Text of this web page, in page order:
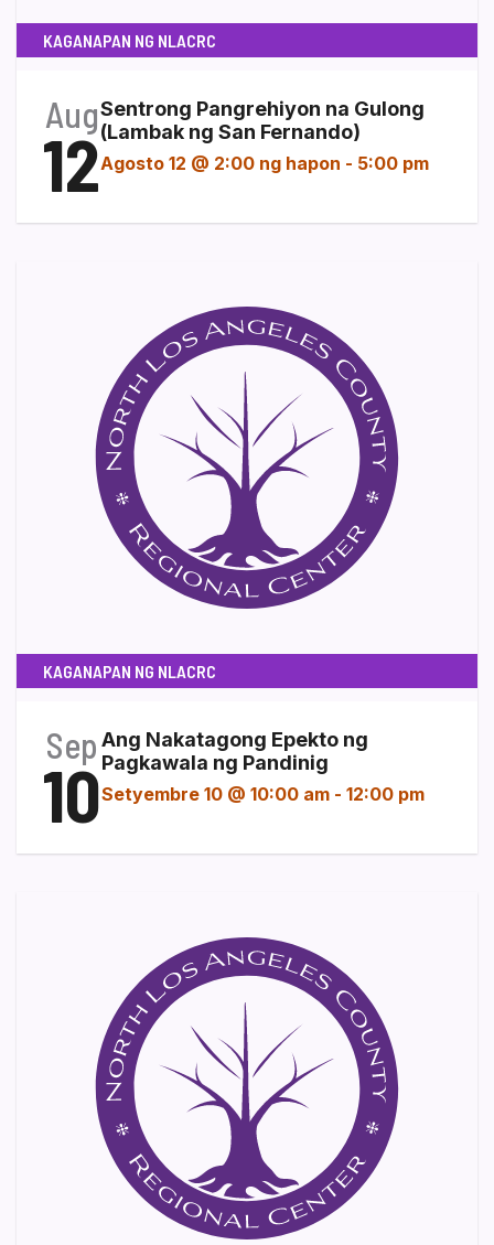
KAGANAPAN NG NLACRC
Aug
12
Sentrong Pangrehiyon na Gulong
(Lambak ng San Fernando)
Agosto 12 @ 2:00 ng hapon - 5:00 pm
KAGANAPAN NG NLACRC
Sep
10
Ang Nakatagong Epekto ng
Pagkawala ng Pandinig
Setyembre 10 @ 10:00 am - 12:00 pm